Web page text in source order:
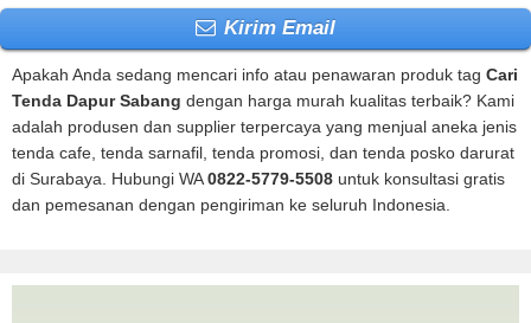
Kirim Email
Apakah Anda sedang mencari info atau penawaran produk tag Cari
Tenda Dapur Sabang dengan harga murah kualitas terbaik? Kami
adalah produsen dan supplier terpercaya yang menjual aneka jenis
tenda cafe, tenda sarnafil, tenda promosi, dan tenda posko darurat
di Surabaya. Hubungi WA0822-5779-5508 untuk konsultasi gratis
dan pemesanan dengan pengiriman ke seluruh Indonesia.